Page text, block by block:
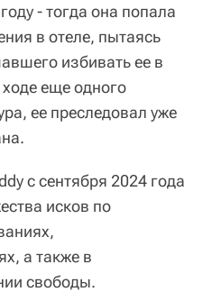
- тогда она попала
в отеле, пытаясь
избивать ее в
еще одного
ее преследовал уже
с сентября 2024 года
исков по
а также в
свободы.